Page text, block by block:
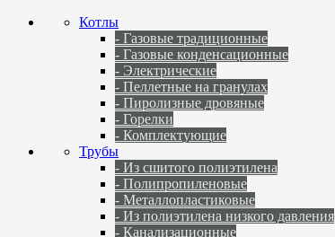
Котлы
- Газовые традиционные
- Газовые конденсационные
- Электрические
- Пеллетные на гранулах
- Пиролизные дровяные
- Горелки
- Комплектующие
Трубы
- Из сшитого полиэтилена
- Полипропиленовые
- Металлопластиковые
- Из полиэтилена низкого давления
- Канализационные